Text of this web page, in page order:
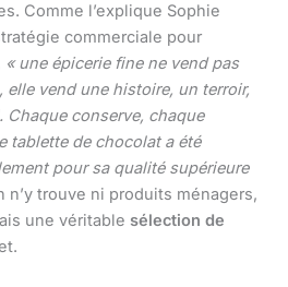
Comme l’explique Sophie
commerciale pour
« une épicerie fine ne vend pas
vend une histoire, un terroir,
conserve, chaque
tablette de chocolat a été
pour sa qualité supérieure
n’y trouve ni produits ménagers,
une véritable sélection de